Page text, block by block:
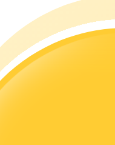
за копи-трейдинг